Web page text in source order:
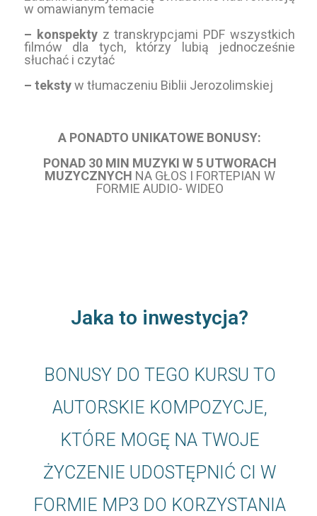
w omawianym temacie
– konspektyz transkrypcjami PDF wszystkich
filmów dla tych, którzy lubią jednocześnie
słuchać i czytać
– tekstyw tłumaczeniu Biblii Jerozolimskiej
A PONADTO UNIKATOWE BONUSY:
PONAD 30 MIN MUZYKI W 5 UTWORACH
MUZYCZNYCH NA GŁOS I FORTEPIAN W
FORMIE AUDIO- WIDEO
Jaka to inwestycja?
BONUSY DO TEGO KURSU TO
AUTORSKIE KOMPOZYCJE,
KTÓRE MOGĘ NA TWOJE
ŻYCZENIE UDOSTĘPNIĆ CI W
FORMIE MP3 DO KORZYSTANIA